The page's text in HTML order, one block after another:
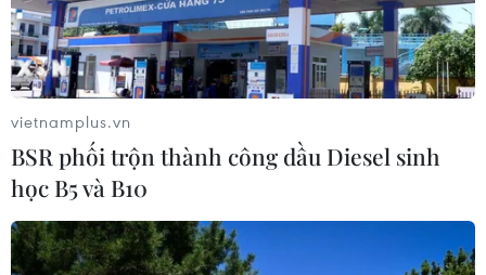
Miền Bắc giảm mưa từ đêm
nay, cuối tuần chuyển nắng nóng
07/08/2026 04:41
Tiến "Bịp" hầu tòa trong vụ
án tổ chức sử dụng trái phép chất ma
túy
vietnamplus.vn
BSR phối trộn thành công dầu Diesel sinh
học B5 và B10